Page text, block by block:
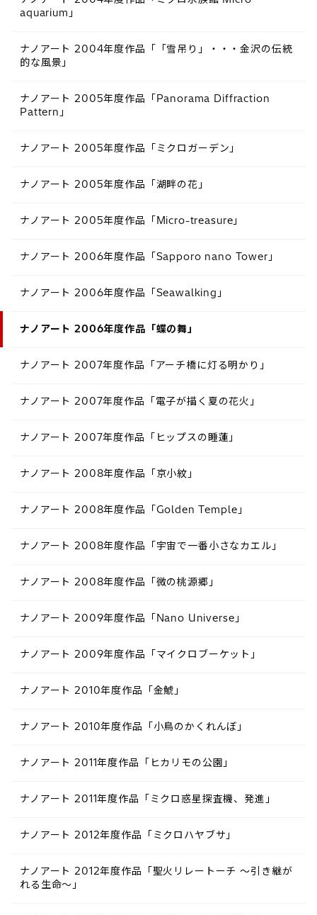
aquarium」
ナノアート 2004年度作品「「雪吊り」・・・金沢の伝統
的な風景」
ナノアート 2005年度作品「Panorama Diffraction
Pattern」
ナノアート 2005年度作品「ミクロガーデン」
ナノアート 2005年度作品「湖畔の花」
ナノアート 2005年度作品「Micro-treasure」
ナノアート 2006年度作品「Sapporo nano Tower」
ナノアート 2006年度作品「Seawalking」
ナノアート 2006年度作品「蝶の舞」
ナノアート 2007年度作品「アーチ橋に灯る明かり」
ナノアート 2007年度作品「電子が描く夏の花火」
ナノアート 2007年度作品「ヒップスの睡蓮」
ナノアート 2008年度作品「京小紋」
ナノアート 2008年度作品「Golden Temple」
ナノアート 2008年度作品「宇宙で一番小さなカエル」
ナノアート 2008年度作品「微の桃源郷」
ナノアート 2009年度作品「Nano Universe」
ナノアート 2009年度作品「マイクロブーケット」
ナノアート 2010年度作品「金鯱」
ナノアート 2010年度作品「小鳥のかくれんぼ」
ナノアート 2011年度作品「ヒカリモの公園」
ナノアート 2011年度作品「ミクロ惑星探査機、発進」
ナノアート 2012年度作品「ミクロハヤブサ」
ナノアート 2012年度作品「聖火リレートーチ ～引き継が
れる生命～」